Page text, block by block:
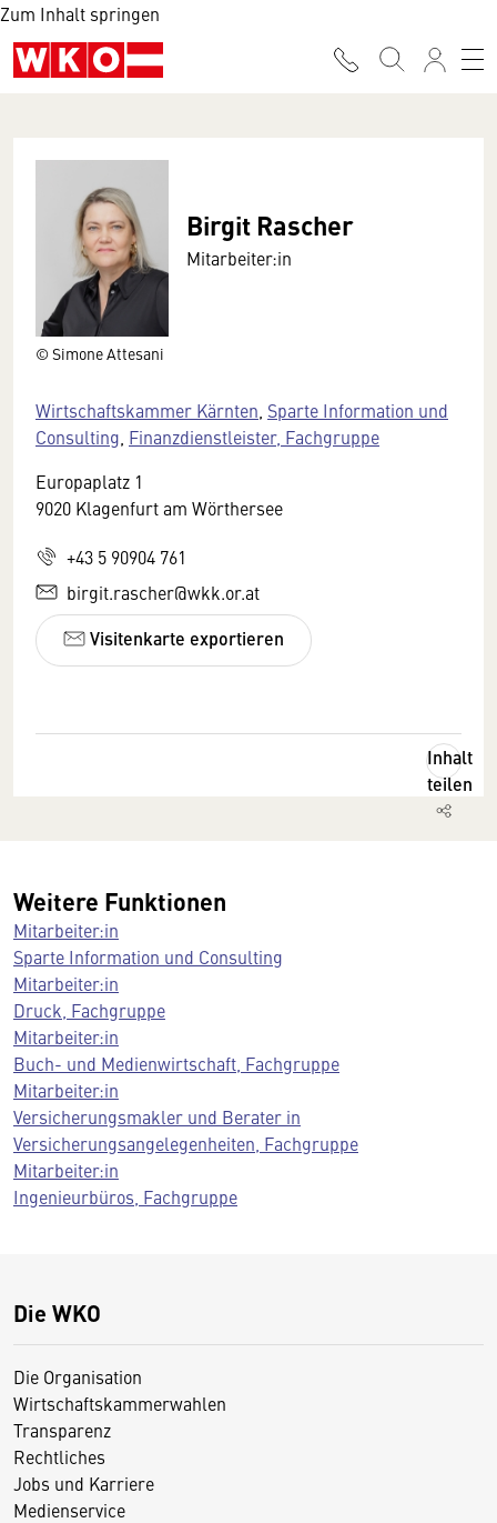
Zum Inhalt springen
© Simone Attesani
Birgit Rascher
Mitarbeiter:in
Wirtschaftskammer Kärnten Sparte Information und
Consulting Finanzdienstleister, Fachgruppe
Europaplatz 1
9020 Klagenfurt am Wörthersee
+43 5 90904 761
birgit.rascher@wkk.or.at
Visitenkarte exportieren
Inhalt
teilen
Weitere Funktionen
Mitarbeiter:in
Sparte Information und Consulting
Mitarbeiter:in
Druck, Fachgruppe
Mitarbeiter:in
Buch- und Medienwirtschaft, Fachgruppe
Mitarbeiter:in
Versicherungsmakler und Berater in
Versicherungsangelegenheiten, Fachgruppe
Mitarbeiter:in
Ingenieurbüros, Fachgruppe
Die WKO
Die Organisation
Wirtschaftskammerwahlen
Transparenz
Rechtliches
Jobs und Karriere
Medienservice